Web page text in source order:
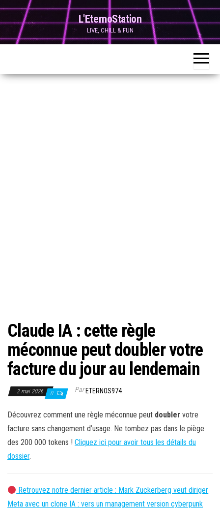
Skip
to
content
L'EternoStation
LIVE, CHILL & FUN
Claude IA : cette règle
méconnue peut doubler votre
facture du jour au lendemain
2 mai 2026 0 ParETERNOS974
Découvrez comment une règle méconnue peut doubler votre
facture sans changement d’usage. Ne tombez pas dans le piège
des 200 000 tokens ! Cliquez ici pour avoir tous les détails du
dossier.
Retrouvez notre dernier article : Mark Zuckerberg veut diriger
Meta avec un clone IA : vers un management version cyberpunk